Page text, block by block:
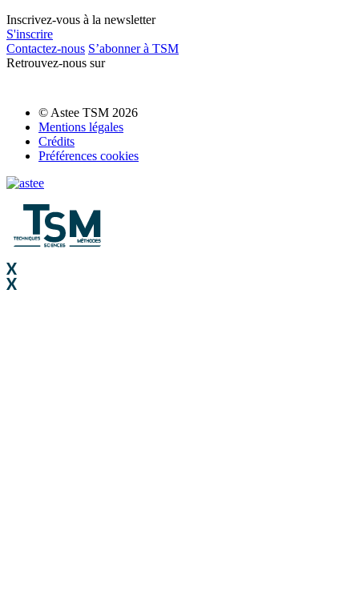
Inscrivez-vous à la newsletter
S'inscrire
Contactez-nous S’abonner à TSM
Retrouvez-nous sur
© Astee TSM 2026
Mentions légales
Crédits
Préférences cookies